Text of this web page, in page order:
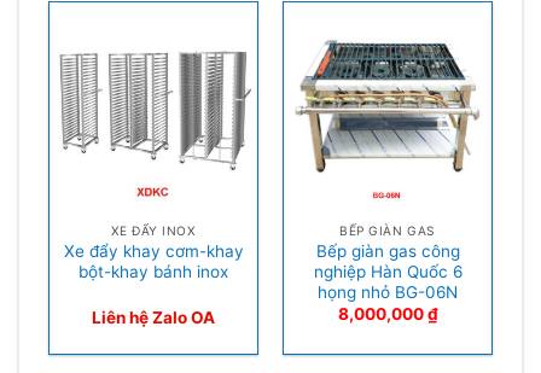
XE ĐẨY INOX
Xe đẩy khay cơm-khay
bột-khay bánh inox
Liên hệ Zalo OA
BẾP GIÀN GAS
Bếp giàn gas công
nghiệp Hàn Quốc 6
họng nhỏ BG-06N
8,000,000₫